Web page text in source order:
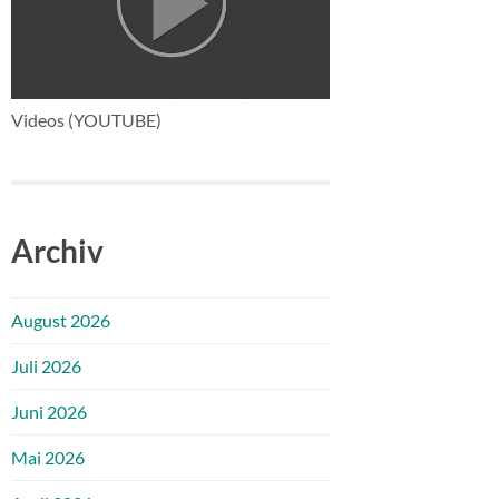
Videos (YOUTUBE)
Archiv
August 2026
Juli 2026
Juni 2026
Mai 2026